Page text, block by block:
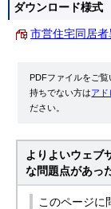
ダウンロード様式
市営住宅同居者
PDFファイルをご
持ちでない方はアド
ださい。
よりよいウェブ
な問題点があっ
このページに